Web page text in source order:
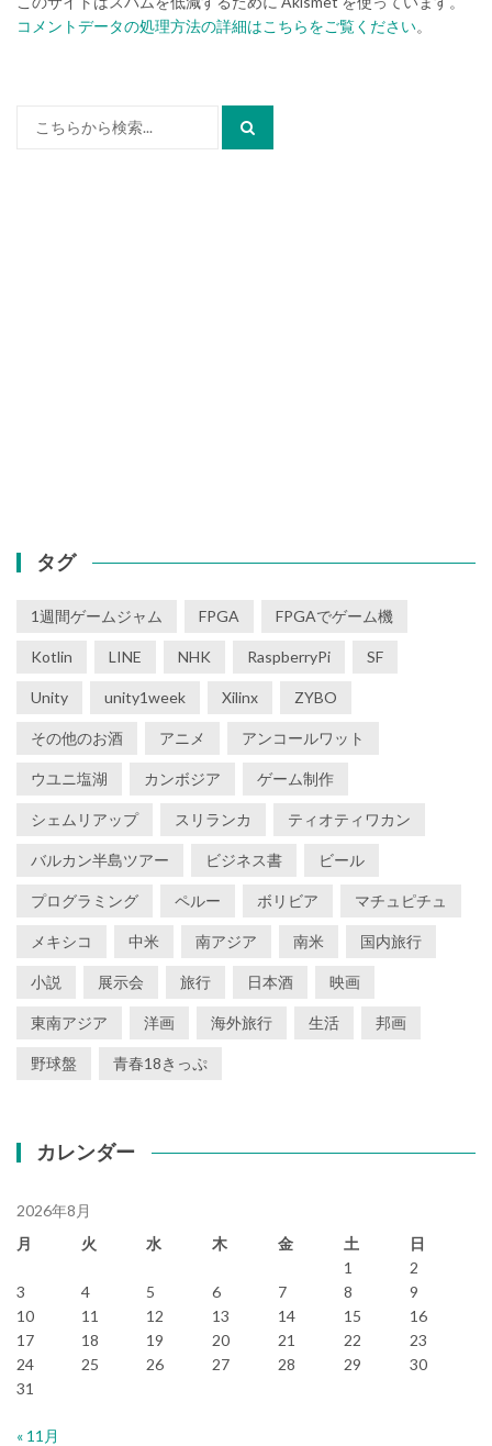
コメントデータの処理方法の詳細はこちらをご覧ください。
タグ
1週間ゲームジャム FPGA FPGAでゲーム機
Kotlin LINE NHK RaspberryPi SF
Unity unity1week Xilinx ZYBO
その他のお酒 アニメ アンコールワット
ウユニ塩湖 カンボジア ゲーム制作
シェムリアップ スリランカ ティオティワカン
バルカン半島ツアー ビジネス書 ビール
プログラミング ペルー ボリビア マチュピチュ
メキシコ 中米 南アジア 南米 国内旅行
小説 展示会 旅行 日本酒 映画
東南アジア 洋画 海外旅行 生活 邦画
野球盤 青春18きっぷ
カレンダー
2026年8月
月
火 水 木 金 土
日
1
2
3
4 5 6 7 8
9
10
11 12 13 14 15
16
17
18 19 20 21 22
23
24
25 26 27 28 29
30
31
« 11月